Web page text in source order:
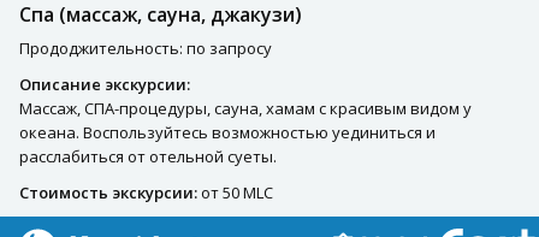
Спа (массаж, сауна, джакузи)
Прододжительность: по запросу
Описание экскурсии:
Массаж, СПА-процедуры, сауна, хамам с красивым видом у
океана. Воспользуйтесь возможностью уединиться и
расслабиться от отельной суеты.
Стоимость экскурсии:от 50 MLC